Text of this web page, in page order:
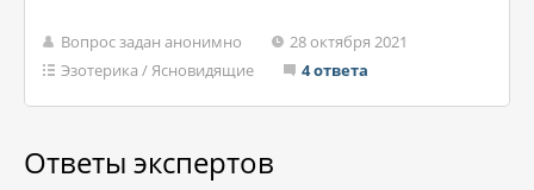
Вопрос задан анонимно
28 октября 2021
Эзотерика /Ясновидящие 4 ответа
Ответы экспертов